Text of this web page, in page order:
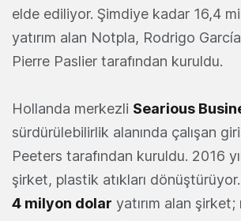
elde ediliyor. Şimdiye kadar 16,4
yatırım alan Notpla, Rodrigo
Pierre Paslier tarafından kuruldu.
Hollanda merkezli Searious
sürdürülebilirlik alanında çalışan
Peeters tarafından kuruldu. 2016
şirket, plastik atıkları
4 milyon dolar yatırım alan